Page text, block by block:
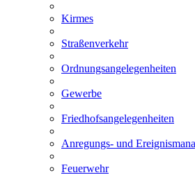
Kirmes
Straßenverkehr
Ordnungsangelegenheiten
Gewerbe
Friedhofsangelegenheiten
Anregungs- und
Feuerwehr